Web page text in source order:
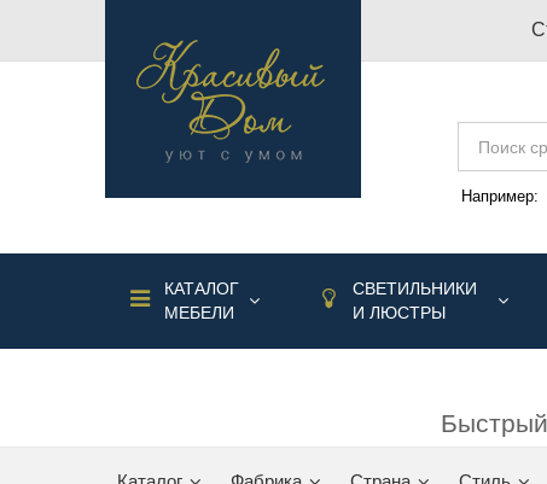
Например:
КАТАЛОГ
МЕБЕЛИ
СВЕТИЛЬНИКИ
И ЛЮСТРЫ